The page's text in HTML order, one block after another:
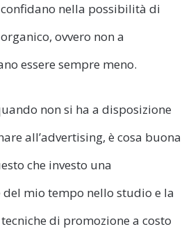
nella possibilità di
ovvero non a
essere sempre meno.
non si ha a disposizione
all’advertising, è cosa buona
che investo una
mio tempo nello studio e la
di promozione a costo